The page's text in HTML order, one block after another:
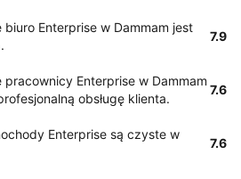
biuro Enterprise w Dammam jest
7.9
pracownicy Enterprise w Dammam
obsługę klienta.
7.6
Enterprise są czyste w
7.6